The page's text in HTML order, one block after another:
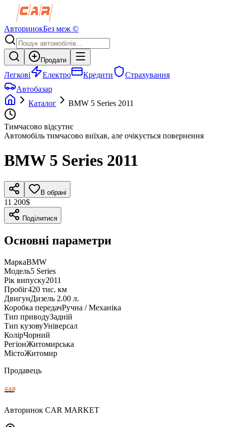
АвторинокБез меж ©
Продати
Легкові Електро Кредити
Страхування
Автобазар
Каталог
BMW 5 Series 2011
Тимчасово відсутнє
Автомобіль тимчасово виїхав, але очікується повернення
BMW 5 Series 2011
В обрані
11 200$
Поділитися
Основні параметри
МаркаBMW
Модель5 Series
Рік випуску2011
Пробіг420 тис. км
ДвигунДизель 2.00 л.
Коробка передачРучна / Механіка
Тип приводуЗадній
Тип кузовуУніверсал
КолірЧорний
РегіонЖитомирська
МістоЖитомир
Продавець
Авторинок CAR MARKET